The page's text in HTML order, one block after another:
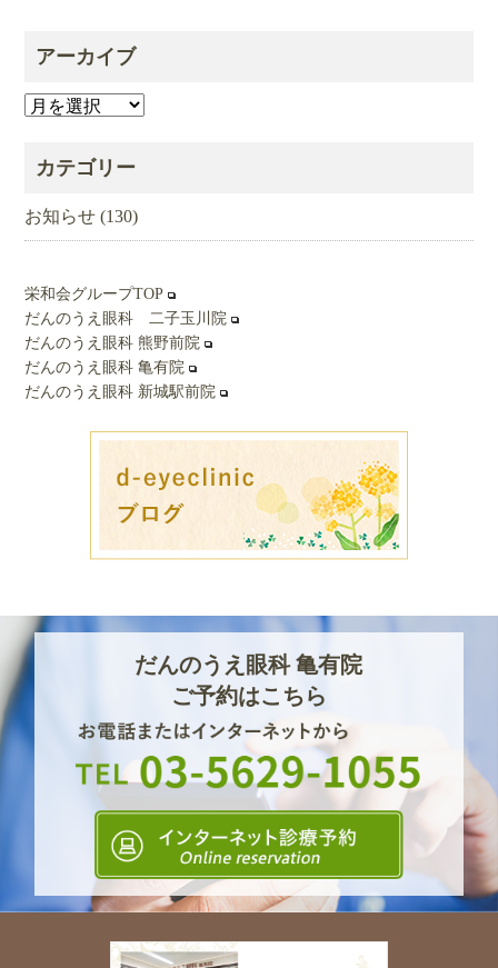
アーカイブ
ア
ブ
カテゴリー
お知らせ (130)
栄和会グループTOP
だんのうえ眼科 二子玉川院
だんのうえ眼科 熊野前院
だんのうえ眼科 亀有院
だんのうえ眼科 新城駅前院
だんのうえ眼科 亀有院
ご予約はこちら